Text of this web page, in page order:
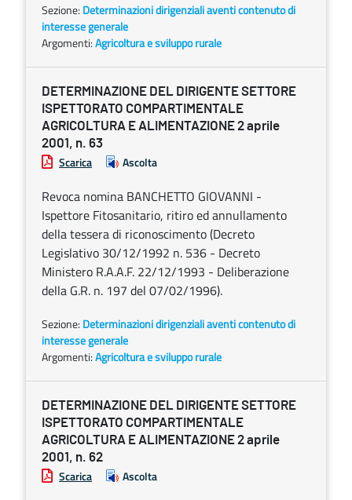
Sezione: Determinazioni dirigenziali aventi contenuto di
interesse generale
Argomenti:Agricoltura e sviluppo rurale
DETERMINAZIONE DEL DIRIGENTE SETTORE
ISPETTORATO COMPARTIMENTALE
AGRICOLTURA E ALIMENTAZIONE 2 aprile
2001, n. 63
Scarica Ascolta
Revoca nomina BANCHETTO GIOVANNI -
Ispettore Fitosanitario, ritiro ed annullamento
della tessera di riconoscimento (Decreto
Legislativo 30/12/1992 n. 536 - Decreto
Ministero R.A.A.F. 22/12/1993 - Deliberazione
della G.R. n. 197 del 07/02/1996).
Sezione: Determinazioni dirigenziali aventi contenuto di
interesse generale
Argomenti:Agricoltura e sviluppo rurale
DETERMINAZIONE DEL DIRIGENTE SETTORE
ISPETTORATO COMPARTIMENTALE
AGRICOLTURA E ALIMENTAZIONE 2 aprile
2001, n. 62
Scarica Ascolta